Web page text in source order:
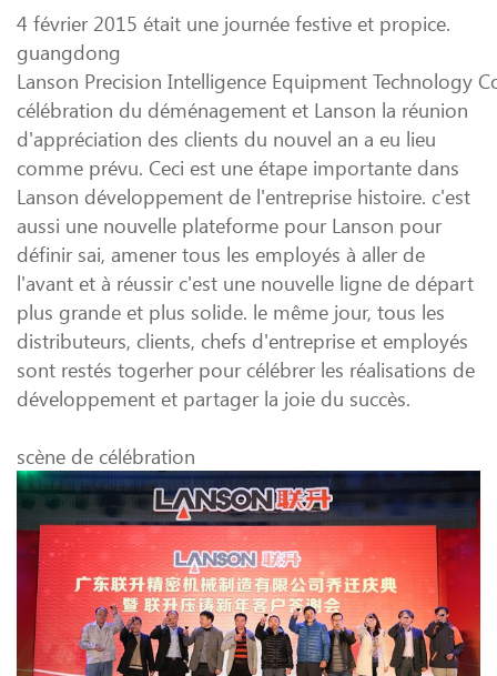
4 février 2015 était une journée festive et propice.
guangdong
Lanson Precision Intelligence Equipment Technology
célébration du déménagement et Lanson la réunion
d'appréciation des clients du nouvel an a eu lieu
comme prévu. Ceci est une étape importante dans
Lanson développement de l'entreprise histoire. c'est
aussi une nouvelle plateforme pour Lanson pour
définir sai, amener tous les employés à aller de
l'avant et à réussir c'est une nouvelle ligne de départ
plus grande et plus solide. le même jour, tous les
distributeurs, clients, chefs d'entreprise et employés
sont restés togerher pour célébrer les réalisations de
développement et partager la joie du succès.
scène de célébration